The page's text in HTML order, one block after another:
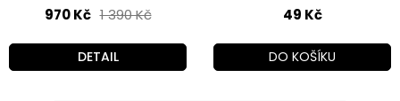
970 Kč 1 390 Kč
DETAIL
49 Kč
DO KOŠÍKU